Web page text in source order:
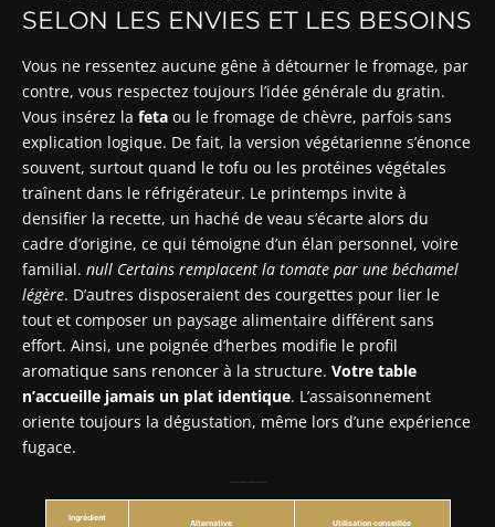
SELON LES ENVIES ET LES BESOINS
Vous ne ressentez aucune gêne à détourner le fromage, par
contre, vous respectez toujours l’idée générale du gratin.
Vous insérez la feta ou le fromage de chèvre, parfois sans
explication logique. De fait, la version végétarienne s’énonce
souvent, surtout quand le tofu ou les protéines végétales
traînent dans le réfrigérateur. Le printemps invite à
densifier la recette, un haché de veau s’écarte alors du
cadre d’origine, ce qui témoigne d’un élan personnel, voire
familial. null Certains remplacent la tomate par une béchamel
légère. D’autres disposeraient des courgettes pour lier le
tout et composer un paysage alimentaire différent sans
effort. Ainsi, une poignée d’herbes modifie le profil
aromatique sans renoncer à la structure. Votre table
n’accueille jamais un plat identique. L’assaisonnement
oriente toujours la dégustation, même lors d’une expérience
fugace.
Ingrédient
Alternative Utilisation conseillée